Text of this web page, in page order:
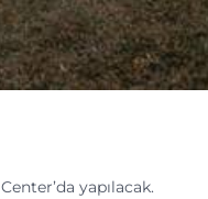
yapılacak.